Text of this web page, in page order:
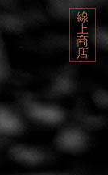
線
上
商
店